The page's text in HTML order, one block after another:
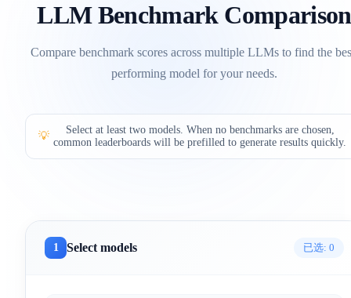
LLM Benchmark Comparison
Compare benchmark scores across multiple LLMs to find the
performing model for your needs.
💡
Select at least two models. When no benchmarks are chosen,
common leaderboards will be prefilled to generate results quickly.
1 Select models 已选: 0